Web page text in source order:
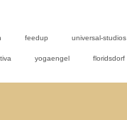
feedup universal-studios
yogaengel floridsdorf